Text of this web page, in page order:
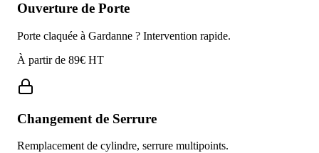
Ouverture de Porte
Porte claquée à Gardanne ? Intervention rapide.
À partir de 89€ HT
Changement de Serrure
Remplacement de cylindre, serrure multipoints.